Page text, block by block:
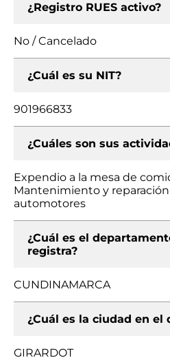
¿Registro RUES activo?
No / Cancelado
¿Cuál es su NIT?
901966833
¿Cuáles son sus
Expendio a la mesa de
Mantenimiento y
automotores
¿Cuál es el
registra?
CUNDINAMARCA
¿Cuál es la ciudad en el
GIRARDOT